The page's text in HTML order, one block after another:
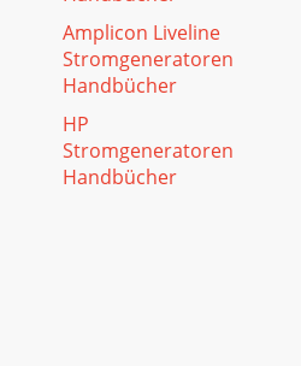
Amplicon Liveline
Stromgeneratoren
Handbücher
HP
Stromgeneratoren
Handbücher